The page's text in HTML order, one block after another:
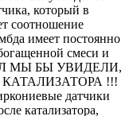
который в
соотношение
имеет постоянно
смеси и
МЫ БЫ УВИДЕЛИ,
!!!
датчики
катализатора,